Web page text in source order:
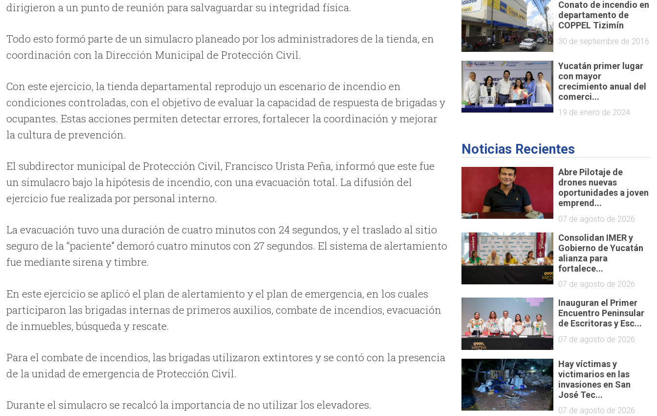
dirigieron a un punto de reunión para salvaguardar su integridad física.
Todo esto formó parte de un simulacro planeado por los administradores de la tienda, en
coordinación con la Dirección Municipal de Protección Civil.
Con este ejercicio, la tienda departamental reprodujo un escenario de incendio en
condiciones controladas, con el objetivo de evaluar la capacidad de respuesta de brigadas y
ocupantes. Estas acciones permiten detectar errores, fortalecer la coordinación y mejorar
la cultura de prevención.
El subdirector municipal de Protección Civil, Francisco Urista Peña, informó que este fue
un simulacro bajo la hipótesis de incendio, con una evacuación total. La difusión del
ejercicio fue realizada por personal interno.
La evacuación tuvo una duración de cuatro minutos con 24 segundos, y el traslado al sitio
seguro de la “paciente” demoró cuatro minutos con 27 segundos. El sistema de alertamiento
fue mediante sirena y timbre.
En este ejercicio se aplicó el plan de alertamiento y el plan de emergencia, en los cuales
participaron las brigadas internas de primeros auxilios, combate de incendios, evacuación
de inmuebles, búsqueda y rescate.
Para el combate de incendios, las brigadas utilizaron extintores y se contó con la presencia
de la unidad de emergencia de Protección Civil.
Durante el simulacro se recalcó la importancia de no utilizar los elevadores.
Conato de incendio en
departamento de
COPPEL Tizimín
30 de septiembre de 2016
Yucatán primer lugar
con mayor
crecimiento anual del
comerci...
19 de enero de 2024
Noticias Recientes
Abre Pilotaje de
drones nuevas
oportunidades a joven
emprend...
07 de agosto de 2026
Consolidan IMER y
Gobierno de Yucatán
alianza para
fortalece...
07 de agosto de 2026
Inauguran el Primer
Encuentro Peninsular
de Escritoras y Esc...
07 de agosto de 2026
Hay víctimas y
victimarios en las
invasiones en San
José Tec...
07 de agosto de 2026